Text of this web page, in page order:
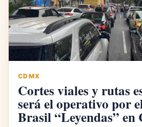
CDMX
Cortes viales y rutas
será el operativo por
Brasil “Leyendas”